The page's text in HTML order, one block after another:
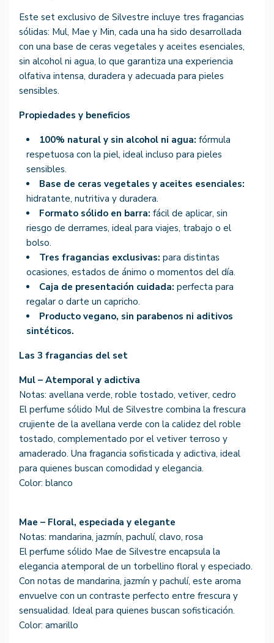
Este set exclusivo de Silvestre incluye tres fragancias
sólidas: Mul, Mae y Min, cada una ha sido desarrollada
con una base de ceras vegetales y aceites esenciales,
sin alcohol ni agua, lo que garantiza una experiencia
olfativa intensa, duradera y adecuada para pieles
sensibles.
Propiedades y beneficios
100% natural y sin alcohol ni agua: fórmula
respetuosa con la piel, ideal incluso para pieles
sensibles.
Base de ceras vegetales y aceites esenciales:
hidratante, nutritiva y duradera.
Formato sólido en barra: fácil de aplicar, sin
riesgo de derrames, ideal para viajes, trabajo o el
bolso.
Tres fragancias exclusivas: para distintas
ocasiones, estados de ánimo o momentos del día.
Caja de presentación cuidada: perfecta para
regalar o darte un capricho.
Producto vegano, sin parabenos ni aditivos
sintéticos.
Las 3 fragancias del set
Mul – Atemporal y adictiva
Notas: avellana verde, roble tostado, vetiver, cedro
El perfume sólido Mul de Silvestre combina la frescura
crujiente de la avellana verde con la calidez del roble
tostado, complementado por el vetiver terroso y
amaderado. Una fragancia sofisticada y adictiva, ideal
para quienes buscan comodidad y elegancia.
Color: blanco
Mae – Floral, especiada y elegante
Notas: mandarina, jazmín, pachulí, clavo, rosa
El perfume sólido Mae de Silvestre encapsula la
elegancia atemporal de un torbellino floral y especiado.
Con notas de mandarina, jazmín y pachulí, este aroma
envuelve con un contraste perfecto entre frescura y
sensualidad. Ideal para quienes buscan sofisticación.
Color: amarillo